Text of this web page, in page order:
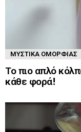
ΜΥΣΤΙΚΆ ΟΜΟΡΦΙΆΣ
Το πιο απλό
κάθε φορά!